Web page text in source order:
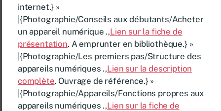
internet.} »
|{Photographie/Conseils aux débutants/Acheter
un appareil numérique .,Lien sur la fiche de
présentation. A emprunter en bibliothèque.} »
|{Photographie/Les premiers pas/Structure des
appareils numériques .,Lien sur la description
complète. Ouvrage de référence.} »
|{Photographie/Appareils/Fonctions propres aux
appareils numériques .,Lien sur la fiche de